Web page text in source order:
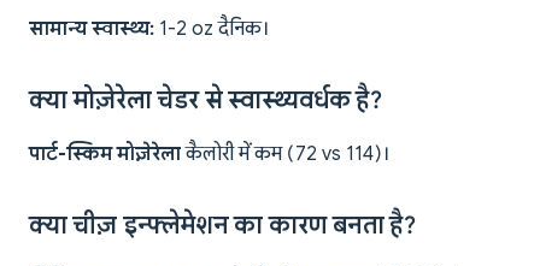
सामान्य स्वास्थ्य: 1-2 oz दैनिक।
क्या मोज़ेरेला चेडर से स्वास्थ्यवर्धक है?
पार्ट-स्किम मोज़ेरेलाकैलोरी में कम (72 vs 114)।
क्या चीज़ इन्फ्लेमेशन का कारण बनता है?